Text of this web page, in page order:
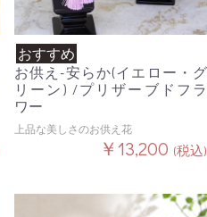
おすすめ
お供え-安らか(イエロー・グ
リーン) /プリザーブドフラ
ワー
上品な美しさのお供え花
￥13,200 (税込)